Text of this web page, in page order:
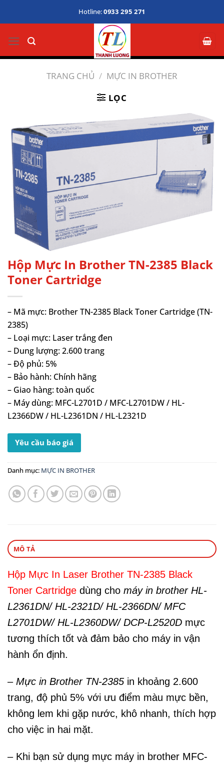
dung
Hotline:0933 295 271
TRANG CHỦ / MỰC IN BROTHER
LỌC
Hộp Mực In Brother TN-2385 Black
Toner Cartridge
– Mã mực: Brother TN-2385 Black Toner Cartridge (TN-
2385)
– Loại mực: Laser trắng đen
– Dung lượng: 2.600 trang
– Độ phủ: 5%
– Bảo hành: Chính hãng
– Giao hàng: toàn quốc
– Máy dùng: MFC-L2701D / MFC-L2701DW / HL-
L2366DW / HL-L2361DN / HL-L2321D
Yêu cầu báo giá
Danh mục: MỰC IN BROTHER
MÔ TẢ
Hộp Mực In Laser Brother TN-2385 Black
Toner Cartridge dùng cho máy in brother HL-
L2361DN/ HL-2321D/ HL-2366DN/ MFC
L2701DW/ HL-L2360DW/ DCP-L2520D mực
tương thích tốt và đảm bảo cho máy in vận
hành ổn định.
– Mực in Brother TN-2385 in khoảng 2.600
trang, độ phủ 5% với ưu điểm màu mực bền,
không lem khi gặp nước, khô nhanh, thích hợp
cho việc in hai mặt.
– Khi bạn sử dụng mực máy in brother MFC-